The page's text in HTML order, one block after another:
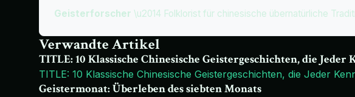
Geisterforscher \u2014 Folklorist für chinesische übernatürliche
Verwandte Artikel
TITLE: 10 Klassische Chinesische Geistergeschichten, die Jeder
TITLE: 10 Klassische Chinesische Geistergeschichten, die Jeder
Geistermonat: Überleben des siebten Monats